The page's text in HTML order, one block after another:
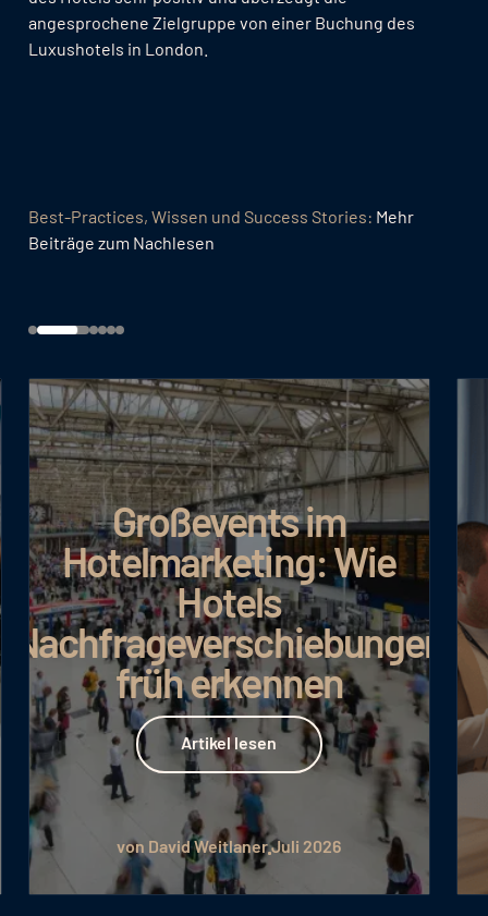
angesprochene Zielgruppe von einer Buchung des
Luxushotels in London.
Best-Practices, Wissen und Success Stories: Mehr
Beiträge zum Nachlesen
Großevents im
Hotelmarketing: Wie
Hotels
Nachfrageverschiebungen
früh erkennen
Artikel lesen
Artikel lesen
von David WeitlanerJuli 2026